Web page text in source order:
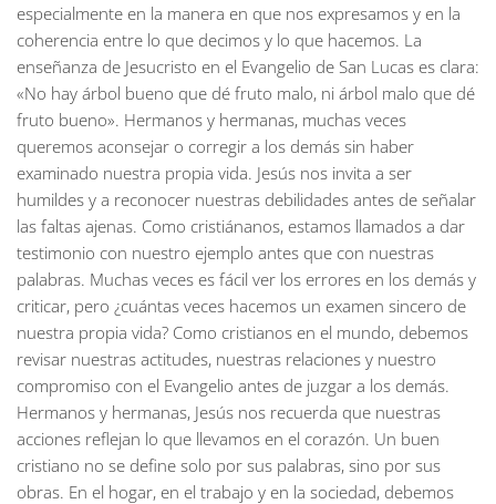
especialmente en la manera en que nos expresamos y en la
coherencia entre lo que decimos y lo que hacemos. La
enseñanza de Jesucristo en el Evangelio de San Lucas es clara:
«No hay árbol bueno que dé fruto malo, ni árbol malo que dé
fruto bueno». Hermanos y hermanas, muchas veces
queremos aconsejar o corregir a los demás sin haber
examinado nuestra propia vida. Jesús nos invita a ser
humildes y a reconocer nuestras debilidades antes de señalar
las faltas ajenas. Como cristiánanos, estamos llamados a dar
testimonio con nuestro ejemplo antes que con nuestras
palabras. Muchas veces es fácil ver los errores en los demás y
criticar, pero ¿cuántas veces hacemos un examen sincero de
nuestra propia vida? Como cristianos en el mundo, debemos
revisar nuestras actitudes, nuestras relaciones y nuestro
compromiso con el Evangelio antes de juzgar a los demás.
Hermanos y hermanas, Jesús nos recuerda que nuestras
acciones reflejan lo que llevamos en el corazón. Un buen
cristiano no se define solo por sus palabras, sino por sus
obras. En el hogar, en el trabajo y en la sociedad, debemos